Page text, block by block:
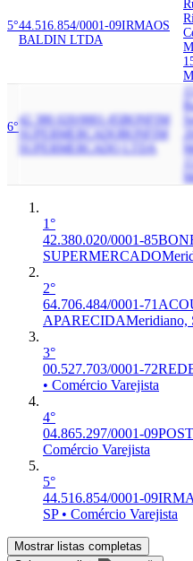
5°44.516.854/0001-09IRMAOS
BALDIN LTDA
6°
42.380.020/0001-85BONFIM
SUPERMERCADO BONFIM
SUPERMERCADO LTDA
1°
42.380.020/0001-85
SUPERMERCADO
2°
64.706.484/0001-71
APARECIDAMeridiano,
3°
00.527.703/0001-72
• Comércio Varejista
4°
04.865.297/0001-09
Comércio Varejista
5°
44.516.854/0001-09
SP • Comércio Varejista
Mostrar listas completas